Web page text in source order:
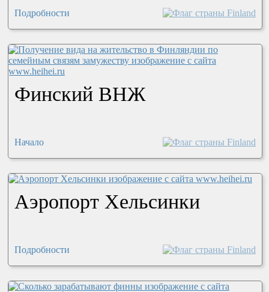
Подробности
Финский ВНЖ
Начало
Аэропорт Хельсинки
Подробности